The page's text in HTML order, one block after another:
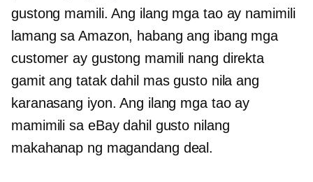
gustong mamili. Ang ilang mga tao ay namimili
lamang sa Amazon, habang ang ibang mga
customer ay gustong mamili nang direkta
gamit ang tatak dahil mas gusto nila ang
karanasang iyon. Ang ilang mga tao ay
mamimili sa eBay dahil gusto nilang
makahanap ng magandang deal.